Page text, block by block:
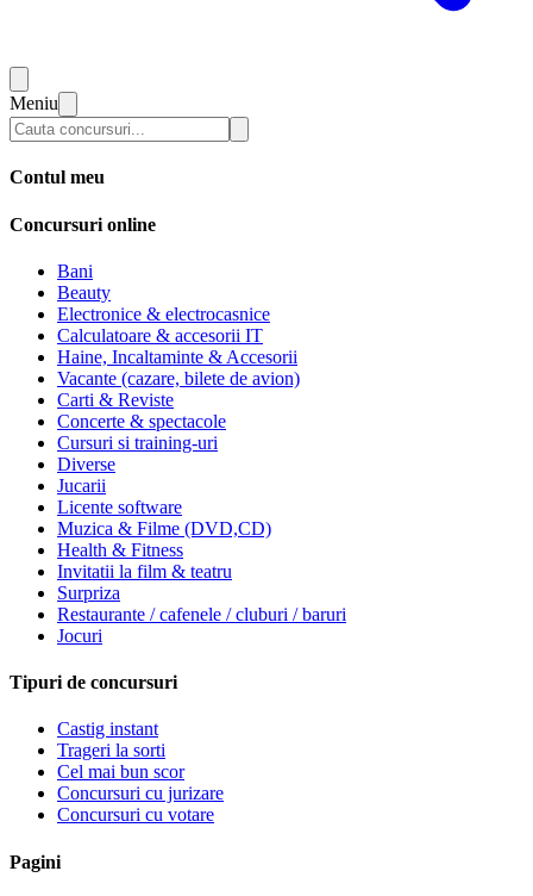
Meniu
Contul meu
Concursuri online
Bani
Beauty
Electronice & electrocasnice
Calculatoare & accesorii IT
Haine, Incaltaminte & Accesorii
Vacante (cazare, bilete de avion)
Carti & Reviste
Concerte & spectacole
Cursuri si training-uri
Diverse
Jucarii
Licente software
Muzica & Filme (DVD,CD)
Health & Fitness
Invitatii la film & teatru
Surpriza
Restaurante / cafenele / cluburi / baruri
Jocuri
Tipuri de concursuri
Castig instant
Trageri la sorti
Cel mai bun scor
Concursuri cu jurizare
Concursuri cu votare
Pagini